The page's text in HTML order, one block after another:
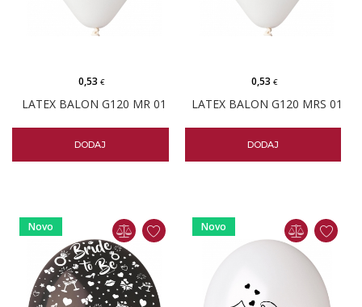
LATEX BALON G120 MR 01
0,53€
DODAJ
LATEX BALON G120 MRS 01
0,53 €
DODAJ
Novo Novo